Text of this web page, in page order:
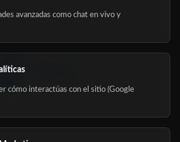
avanzadas como chat en vivo y
cómo interactúas con el sitio (Google